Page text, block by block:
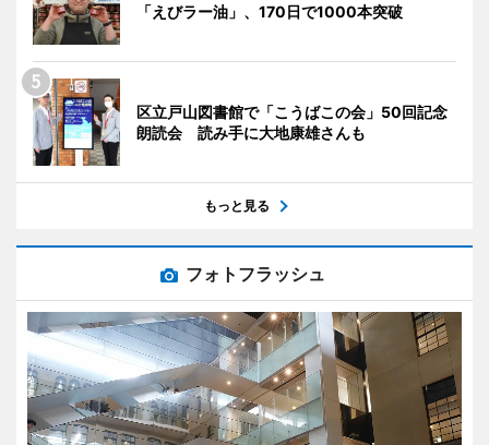
「えびラー油」、170日で1000本突破
区立戸山図書館で「こうばこの会」50回記念
朗読会 読み手に大地康雄さんも
もっと見る
フォトフラッシュ